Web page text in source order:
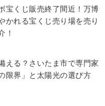
宝くじ販売終了間近！万博
かれる宝くじ売り場を売り
！
える？さいたま市で専門家
限界」と太陽光の選び方